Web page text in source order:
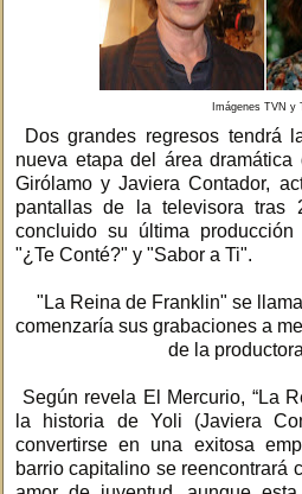
Imágenes TVN y
Dos grandes regresos tendrá
nueva etapa del área
Girólamo y Javiera Contador,
pantallas de la televisora
concluido su última
"¿Te Conté?" y "Sabor a Ti".
"La Reina de Franklin" se
comenzaría sus grabaciones a
de la
Según revela El Mercurio, “La
la historia de Yoli (Javiera
convertirse en una exitosa
barrio capitalino se reencontrará